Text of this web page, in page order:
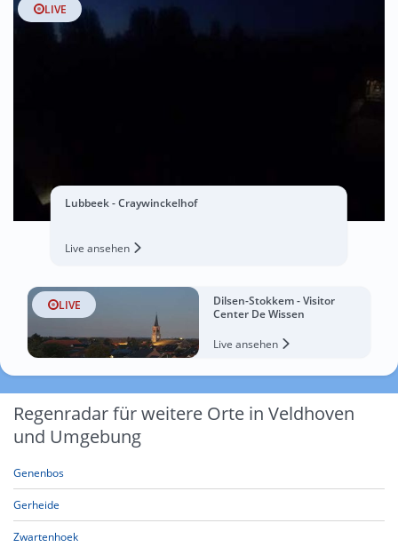
LIVE
Lubbeek - Craywinckelhof
Live ansehen
LIVE
Dilsen-Stokkem - Visitor
Center De Wissen
Live ansehen
Regenradar für weitere Orte in Veldhoven
und Umgebung
Genenbos
Gerheide
Zwartenhoek